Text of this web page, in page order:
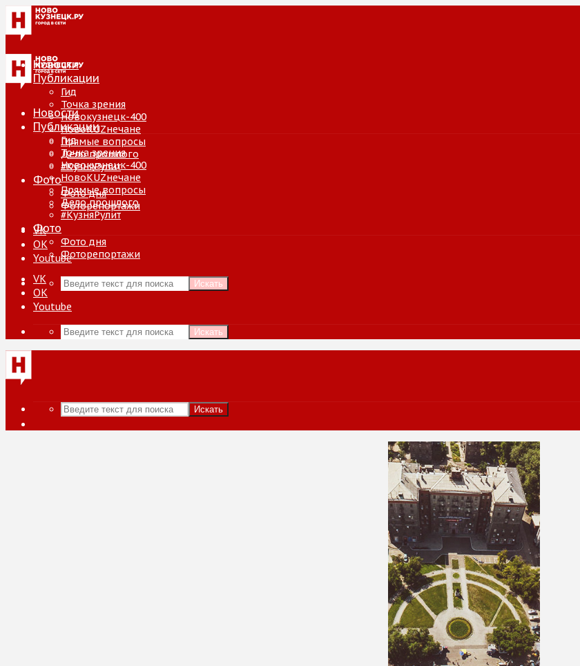
Новости
Публикации
Гид
Точка зрения
Новокузнецк-400
НовоKUZнечане
Прямые вопросы
Дело прошлого
#КузняРулит
Фото
Фото дня
Фоторепортажи
VK
ОК
Youtube
Искать
Новости
Публикации
Гид
Точка зрения
Новокузнецк-400
НовоKUZнечане
Прямые вопросы
Дело прошлого
#КузняРулит
Фото
Фото дня
Фоторепортажи
VK
ОК
Youtube
Искать
Искать